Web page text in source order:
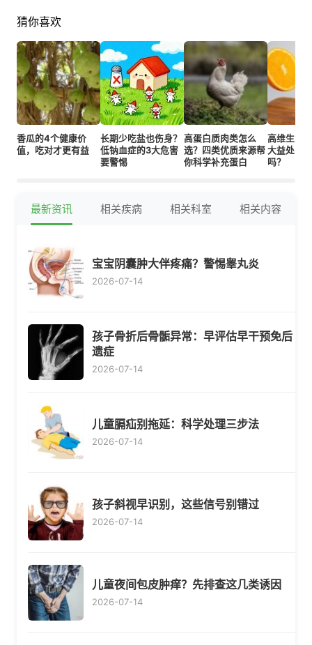
猜你喜欢
香瓜的4个健康价
值，吃对才更有益
长期少吃盐也伤身？
低钠血症的3大危害
要警惕
高蛋白质肉类怎么
选？四类优质来源帮
你科学补充蛋白
高维生素
大益处，
吗？
最新资讯 相关疾病 相关科室 相关内容
宝宝阴囊肿大伴疼痛？警惕睾丸炎
2026-07-14
孩子骨折后骨骺异常：早评估早干预免后
遗症
2026-07-14
儿童膈疝别拖延：科学处理三步法
2026-07-14
孩子斜视早识别，这些信号别错过
2026-07-14
儿童夜间包皮肿痒？先排查这几类诱因
2026-07-14